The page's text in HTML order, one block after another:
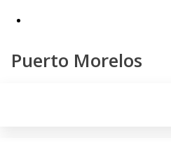
Puerto Morelos